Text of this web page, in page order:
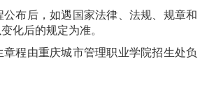
公布后，如遇国家法律、法规、规章和
化后的规定为准。
章程由重庆城市管理职业学院招生处负